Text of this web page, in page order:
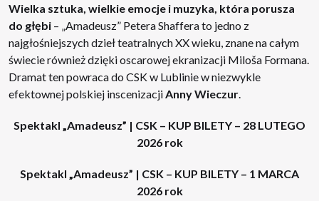
Wielka sztuka, wielkie emocje i muzyka, która porusza
do głębi – „Amadeusz” Petera Shaffera to jedno z
najgłośniejszych dzieł teatralnych XX wieku, znane na całym
świecie również dzięki oscarowej ekranizacji Miloša Formana.
Dramat ten powraca do CSK w Lublinie w niezwykle
efektownej polskiej inscenizacjiAnny Wieczur.
Spektakl „Amadeusz” | CSK – KUP BILETY – 28 LUTEGO
2026 rok
Spektakl „Amadeusz” | CSK – KUP BILETY – 1 MARCA
2026 rok